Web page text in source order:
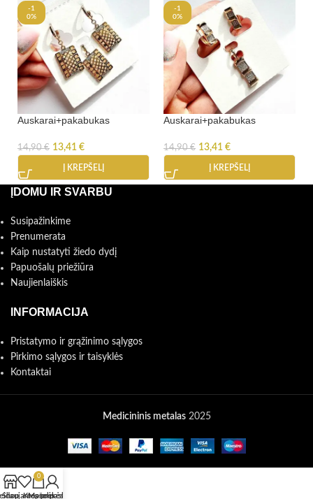
-1
0%
Auskarai+pakabukas
14,90€ 13,41 €
Į KREPŠELĮ
-1
0%
Auskarai+pakabukas
14,90€ 13,41 €
Į KREPŠELĮ
ĮDOMU IR SVARBU
Susipažinkime
Prenumerata
Kaip nustatyti žiedo dydį
Papuošalų priežiūra
Naujienlaiškis
INFORMACIJA
Pristatymo ir grąžinimo sąlygos
Pirkimo sąlygos ir taisyklės
Kontaktai
Medicininis metalas2025
Shop prekės
0
Krepšelis
Mano paskyra